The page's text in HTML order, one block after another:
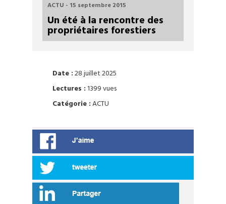
ACTU - 15 septembre 2015
Un été à la rencontre des
propriétaires forestiers
Date :28 juillet 2025
Lectures :1399 vues
Catégorie :ACTU